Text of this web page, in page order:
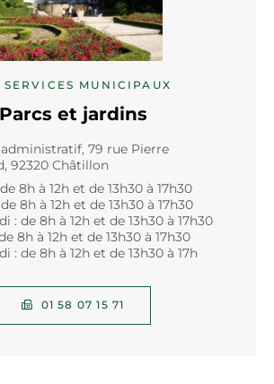
SERVICES MUNICIPAUX
Parcs et jardins
79 rue Pierre
92320 Châtillon
8h à 12h et de 13h30 à 17h30
8h à 12h et de 13h30 à 17h30
: de 8h à 12h et de 13h30 à 17h30
8h à 12h et de 13h30 à 17h30
: de 8h à 12h et de 13h30 à 17h
01 58 07 15 71